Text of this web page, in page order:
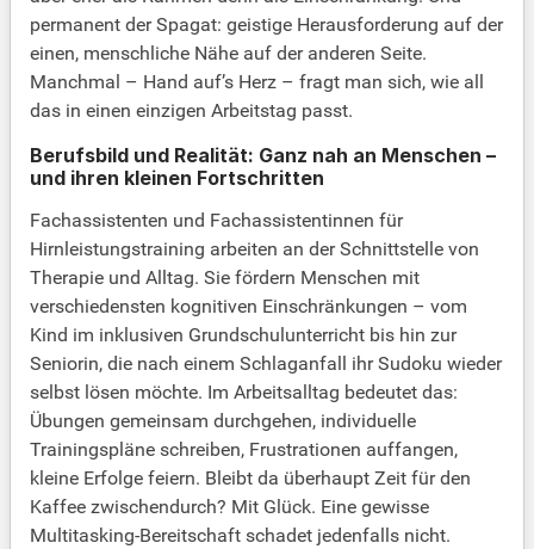
permanent der Spagat: geistige Herausforderung auf der
einen, menschliche Nähe auf der anderen Seite.
Manchmal – Hand auf’s Herz – fragt man sich, wie all
das in einen einzigen Arbeitstag passt.
Berufsbild und Realität: Ganz nah an Menschen –
und ihren kleinen Fortschritten
Fachassistenten und Fachassistentinnen für
Hirnleistungstraining arbeiten an der Schnittstelle von
Therapie und Alltag. Sie fördern Menschen mit
verschiedensten kognitiven Einschränkungen – vom
Kind im inklusiven Grundschulunterricht bis hin zur
Seniorin, die nach einem Schlaganfall ihr Sudoku wieder
selbst lösen möchte. Im Arbeitsalltag bedeutet das:
Übungen gemeinsam durchgehen, individuelle
Trainingspläne schreiben, Frustrationen auffangen,
kleine Erfolge feiern. Bleibt da überhaupt Zeit für den
Kaffee zwischendurch? Mit Glück. Eine gewisse
Multitasking-Bereitschaft schadet jedenfalls nicht.